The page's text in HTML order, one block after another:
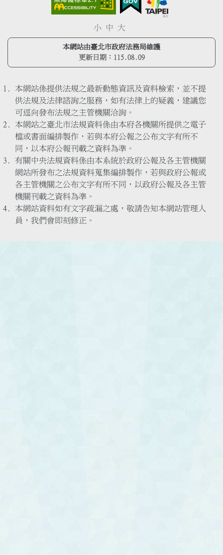
小 中 大
本網站由臺北市政府法務局維護
更新日期： 115.08.09
本網站係提供法規之最新動態資訊及資料檢索，並不提
供法規及法律諮詢之服務，如有法律上的疑義，建議您
可逕向發布法規之主管機關洽詢。
本網站之臺北市法規資料係由本府各機關所提供之電子
檔或書面編排製作，若與本府公報之公布文字有所不
同，以本府公報刊載之資料為準。
有關中央法規資料係由本系統於政府公報及各主管機關
網站所發布之法規資料蒐集編排製作，若與政府公報或
各主管機關之公布文字有所不同，以政府公報及各主管
機關刊載之資料為準。
本網站資料如有文字疏漏之處，敬請告知本網站管理人
員，我們會即刻修正。